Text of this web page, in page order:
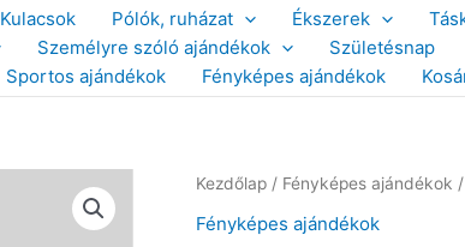
Kulacsok Pólók, ruházat Ékszerek
Személyre szóló ajándékok Születésnap
Sportos ajándékok Fényképes ajándékok
Kezdőlap / Fényképes ajándékok
Fényképes ajándékok